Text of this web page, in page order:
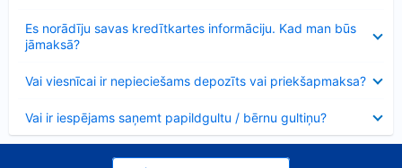
Es norādīju savas kredītkartes informāciju. Kad man būs
jāmaksā?
Vai viesnīcai ir nepieciešams depozīts vai priekšapmaksa?
Vai ir iespējams saņemt papildgultu / bērnu gultiņu?